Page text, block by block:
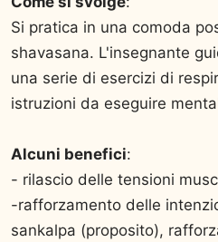
Si pratica in una comoda
shavasana. L'insegnante
una serie di esercizi di
istruzioni da eseguire
Alcuni benefici:
- rilascio delle tensioni
-rafforzamento delle
sankalpa (proposito),